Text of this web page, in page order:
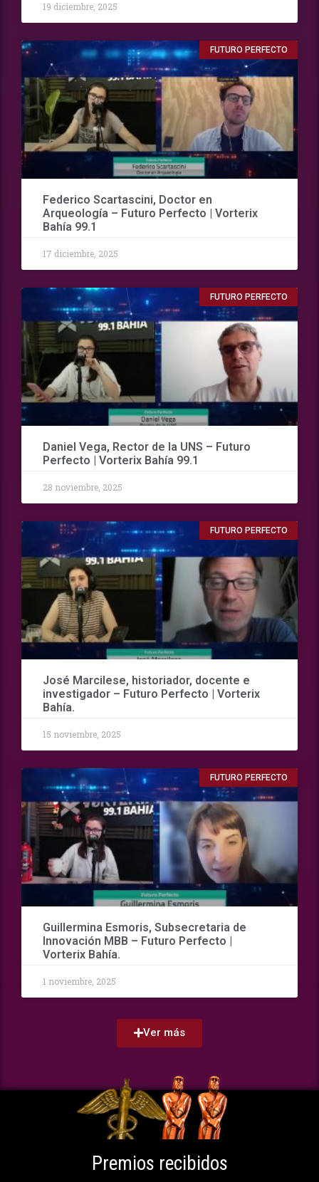
19 diciembre, 2025
FUTURO PERFECTO
Federico Scartascini, Doctor en
Arqueología – Futuro Perfecto | Vorterix
Bahía 99.1
17 diciembre, 2025
FUTURO PERFECTO
Daniel Vega, Rector de la UNS – Futuro
Perfecto | Vorterix Bahía 99.1
28 noviembre, 2025
FUTURO PERFECTO
José Marcilese, historiador, docente e
investigador – Futuro Perfecto | Vorterix
Bahía.
15 noviembre, 2025
FUTURO PERFECTO
Guillermina Esmoris, Subsecretaria de
Innovación MBB – Futuro Perfecto |
Vorterix Bahía.
1 noviembre, 2025
Ver más
Premios recibidos